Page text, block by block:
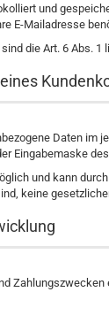
und
E-Mailadresse
die Art. 6 Abs.
Daten
Eingabemaske
und kann
keine